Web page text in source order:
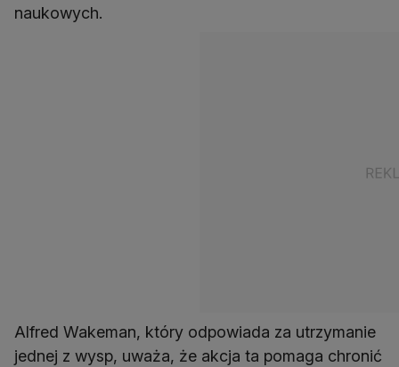
naukowych.
Alfred Wakeman, który odpowiada za utrzymanie
jednej z wysp, uważa, że akcja ta pomaga chronić